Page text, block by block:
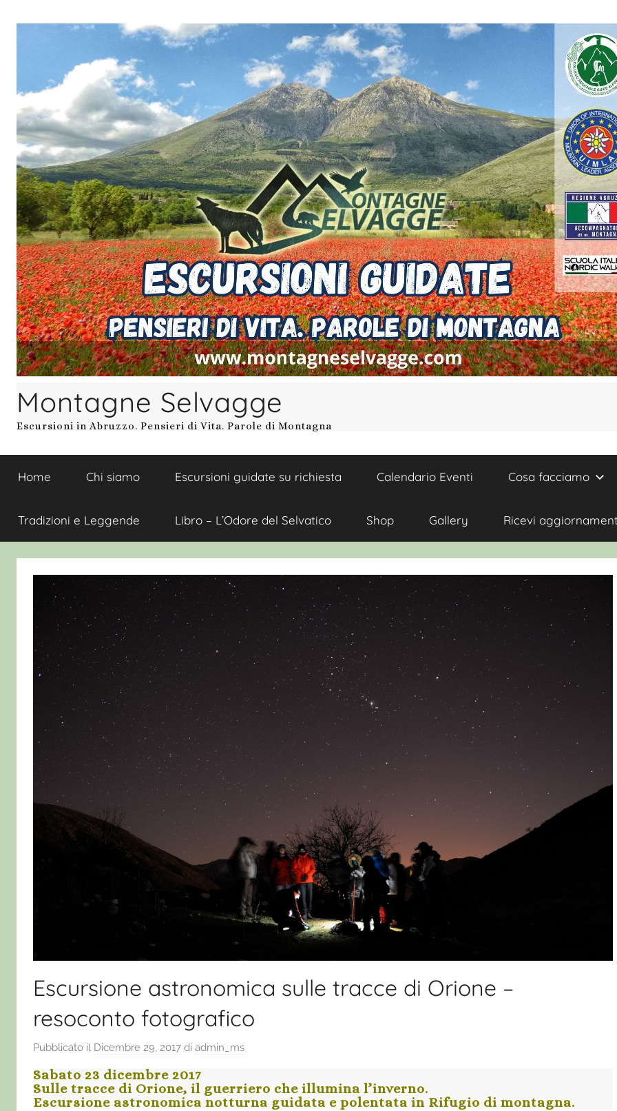
Montagne Selvagge
Escursioni in Abruzzo. Pensieri di Vita. Parole di Montagna
Home Chi siamo Escursioni guidate su richiesta Calendario Eventi Cosa facciamo
Tradizioni e Leggende Libro – L’Odore del Selvatico Shop Gallery Ricevi
Escursione astronomica sulle tracce di Orione –
resoconto fotografico
Pubblicato il Dicembre 29, 2017 di admin_ms
Sabato 23 dicembre 2017
Sulle tracce di Orione, il guerriero che illumina l’inverno.
Escursione astronomica notturna guidata e polentata in Rifugio di montagna.